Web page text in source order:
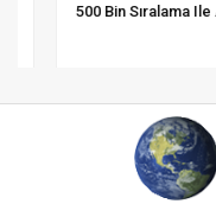
500 Bin Sıralama Ile